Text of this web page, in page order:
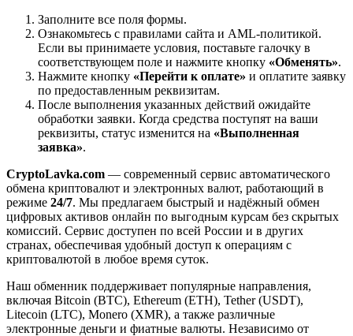
Заполните все поля формы.
Ознакомьтесь с правилами сайта и AML-политикой.
Если вы принимаете условия, поставьте галочку в
соответствующем поле и нажмите кнопку «Обменять».
Нажмите кнопку «Перейти к оплате» и оплатите заявку
по предоставленным реквизитам.
После выполнения указанных действий ожидайте
обработки заявки. Когда средства поступят на ваши
реквизиты, статус изменится на «Выполненная
заявка».
CryptoLavka.com — современный сервис автоматического
обмена криптовалют и электронных валют, работающий в
режиме 24/7. Мы предлагаем быстрый и надёжный обмен
цифровых активов онлайн по выгодным курсам без скрытых
комиссий. Сервис доступен по всей России и в других
странах, обеспечивая удобный доступ к операциям с
криптовалютой в любое время суток.
Наш обменник поддерживает популярные направления,
включая Bitcoin (BTC), Ethereum (ETH), Tether (USDT),
Litecoin (LTC), Monero (XMR), а также различные
электронные деньги и фиатные валюты. Независимо от